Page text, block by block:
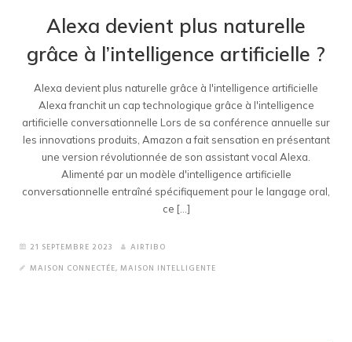
Alexa devient plus naturelle
grâce à l’intelligence artificielle ?
Alexa devient plus naturelle grâce à l'intelligence artificielle
Alexa franchit un cap technologique grâce à l'intelligence
artificielle conversationnelle Lors de sa conférence annuelle sur
les innovations produits, Amazon a fait sensation en présentant
une version révolutionnée de son assistant vocal Alexa.
Alimenté par un modèle d'intelligence artificielle
conversationnelle entraîné spécifiquement pour le langage oral,
ce [...]
21 SEPTEMBRE 2023
AIRTIBO
MAISON CONNECTÉE, MAISON INTELLIGENTE